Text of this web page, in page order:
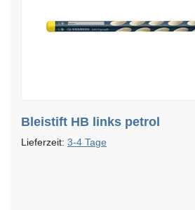
Bleistift HB links petrol
Lieferzeit: 3-4 Tage